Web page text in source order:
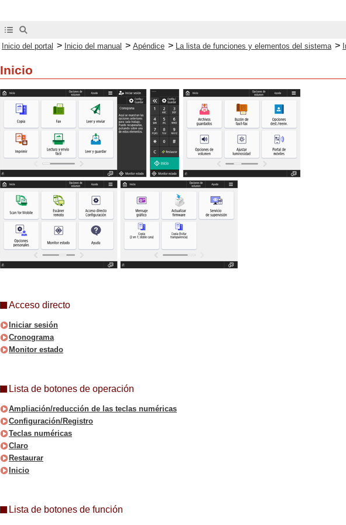
Inicio del portal > Inicio del manual > Apéndice > La lista de funciones y elementos del sistema >
Inicio
Acceso directo
Iniciar sesión
Cronograma
Monitor estado
Lista de botones de operación
Ampliación/reducción de las teclas numéricas
Configuración/Registro
Teclas numéricas
Claro
Restaurar
Inicio
Lista de botones de función